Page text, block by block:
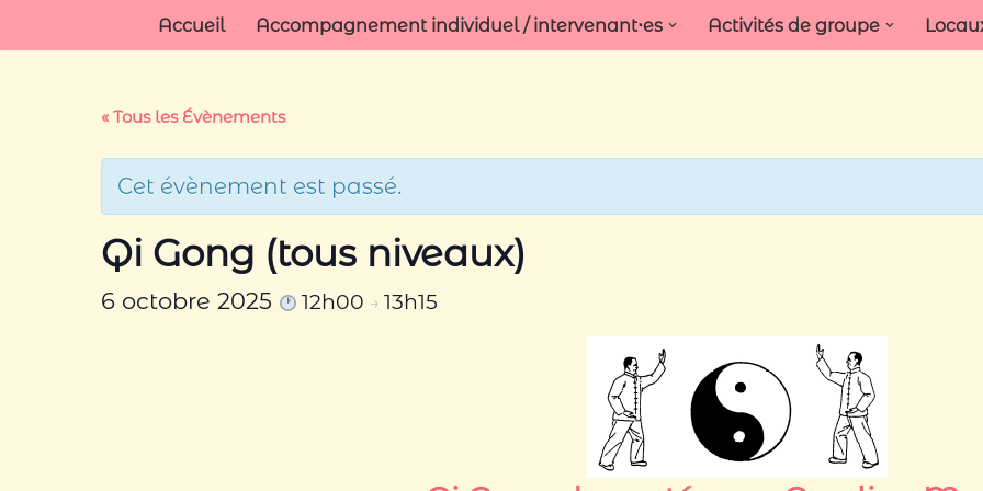
Accueil Accompagnement individuel / intervenant⋅es Activités de groupe
« Tous les Évènements
Cet évènement est passé.
Qi Gong (tous niveaux)
6 octobre 2025 12h00 →13h15